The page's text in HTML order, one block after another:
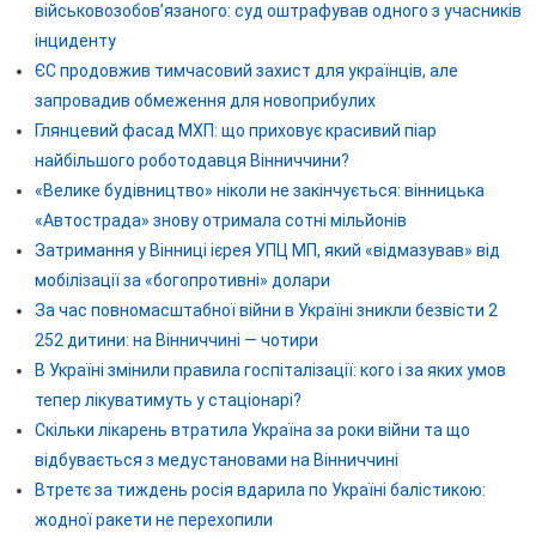
військовозобов’язаного: суд оштрафував одного з учасників
інциденту
ЄС продовжив тимчасовий захист для українців, але
запровадив обмеження для новоприбулих
Глянцевий фасад МХП: що приховує красивий піар
найбільшого роботодавця Вінниччини?
«Велике будівництво» ніколи не закінчується: вінницька
«Автострада» знову отримала сотні мільйонів
Затримання у Вінниці ієрея УПЦ МП, який «відмазував» від
мобілізації за «богопротивні» долари
За час повномасштабної війни в Україні зникли безвісти 2
252 дитини: на Вінниччині — чотири
В Україні змінили правила госпіталізації: кого і за яких умов
тепер лікуватимуть у стаціонарі?
Скільки лікарень втратила Україна за роки війни та що
відбувається з медустановами на Вінниччині
Втретє за тиждень росія вдарила по Україні балістикою:
жодної ракети не перехопили